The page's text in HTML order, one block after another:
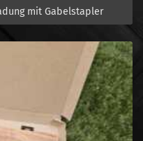
mit Gabelstapler